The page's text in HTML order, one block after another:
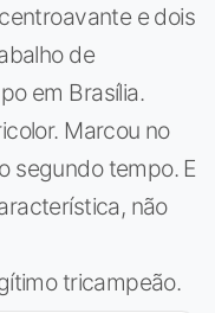
e dois
de
em Brasília.
Marcou no
segundo tempo. E
não
tricampeão.